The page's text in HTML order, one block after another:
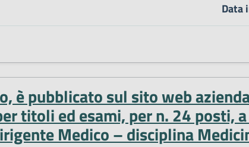
Data
è pubblicato sul sito web
titoli ed esami, per n. 24 posti,
Medico – disciplina